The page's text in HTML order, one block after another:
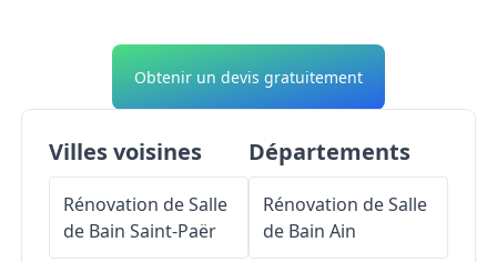
Obtenir un devis gratuitement
Villes voisines
Rénovation de Salle
de Bain Saint-Paër
Départements
Rénovation de Salle
de Bain Ain